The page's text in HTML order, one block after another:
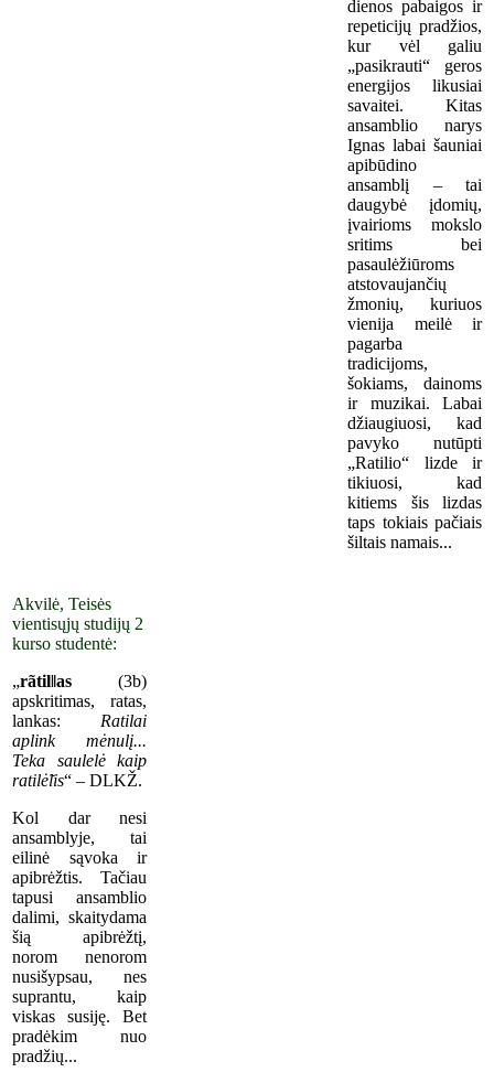
dienos pabaigos ir
repeticijų pradžios,
kur vėl galiu
„pasikrauti“ geros
energijos likusiai
savaitei. Kitas
ansamblio narys
Ignas labai šauniai
apibūdino
ansamblį – tai
daugybė įdomių,
įvairioms mokslo
sritims bei
pasaulėžiūroms
atstovaujančių
žmonių, kuriuos
vienija meilė ir
pagarba
tradicijoms,
šokiams, dainoms
ir muzikai. Labai
džiaugiuosi, kad
pavyko nutūpti
„Ratilio“ lizde ir
tikiuosi, kad
kitiems šis lizdas
taps tokiais pačiais
šiltais namais...
Akvilė, Teisės
vientisųjų studijų 2
kurso studentė:
„rãtil‖as (3b)
apskritimas, ratas,
lankas: Ratilai
aplink mėnulį...
Teka saulelė kaip
ratilė̃lis“ – DLKŽ.
Kol dar nesi
ansamblyje, tai
eilinė sąvoka ir
apibrėžtis. Tačiau
tapusi ansamblio
dalimi, skaitydama
šią apibrėžtį,
norom nenorom
nusišypsau, nes
suprantu, kaip
viskas susiję. Bet
pradėkim nuo
pradžių...